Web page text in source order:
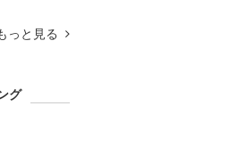
っと見る
グ